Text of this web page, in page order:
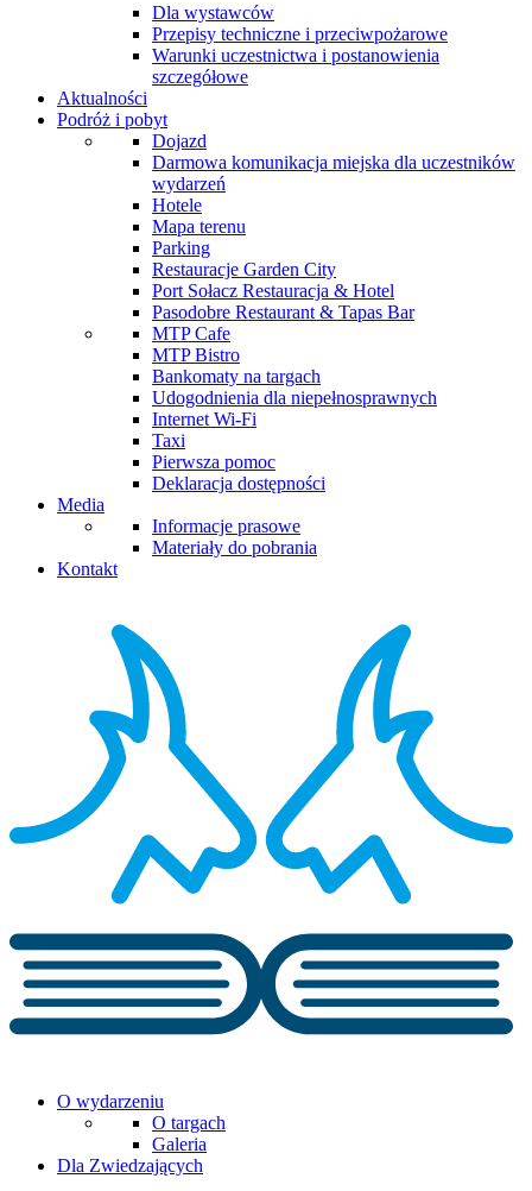
Dla wystawców
Przepisy techniczne i przeciwpożarowe
Warunki uczestnictwa i postanowienia
szczegółowe
Aktualności
Podróż i pobyt
Dojazd
Darmowa komunikacja miejska dla uczestników
wydarzeń
Hotele
Mapa terenu
Parking
Restauracje Garden City
Port Sołacz Restauracja & Hotel
Pasodobre Restaurant & Tapas Bar
MTP Cafe
MTP Bistro
Bankomaty na targach
Udogodnienia dla niepełnosprawnych
Internet Wi-Fi
Taxi
Pierwsza pomoc
Deklaracja dostępności
Media
Informacje prasowe
Materiały do pobrania
Kontakt
O wydarzeniu
O targach
Galeria
Dla Zwiedzających